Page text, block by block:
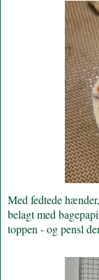
Med fedtede
belagt med
toppen - og pensl